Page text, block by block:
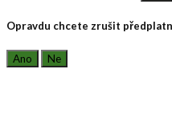
Opravdu chcete zrušit
Ano Ne